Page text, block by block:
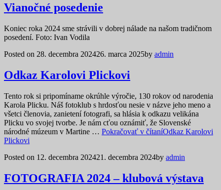
Vianočné posedenie
Koniec roka 2024 sme strávili v dobrej nálade na našom tradičnom
posedení. Foto: Ivan Vodila
Posted on 28. decembra 202426. marca 2025by admin
Odkaz Karolovi Plickovi
Tento rok si pripomíname okrúhle výročie, 130 rokov od narodenia
Karola Plicku. Náš fotoklub s hrdosťou nesie v názve jeho meno a
všetci členovia, zanietení fotografi, sa hlásia k odkazu velikána
Plicku vo svojej tvorbe. Je nám cťou oznámiť, že Slovenské
národné múzeum v Martine … Pokračovať v čítaníOdkaz Karolovi
Plickovi
Posted on 12. decembra 202421. decembra 2024by admin
FOTOGRAFIA 2024 – klubová výstava